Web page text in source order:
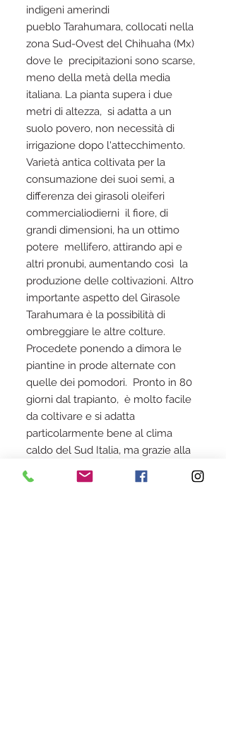
indigeni amerindi
pueblo Tarahumara, collocati nella
zona Sud-Ovest del Chihuaha (Mx)
dove le precipitazioni sono scarse,
meno della metà della media
italiana. La pianta supera i due
metri di altezza, si adatta a un
suolo povero, non necessità di
irrigazione dopo l'attecchimento.
Varietà antica coltivata per la
consumazione dei suoi semi, a
differenza dei girasoli oleiferi
commercialiodierni il fiore, di
grandi dimensioni, ha un ottimo
potere mellifero, attirando api e
altri pronubi, aumentando così la
produzione delle coltivazioni. Altro
importante aspetto del Girasole
Tarahumara è la possibilità di
ombreggiare le altre colture.
Procedete ponendo a dimora le
piantine in prode alternate con
quelle dei pomodori. Pronto in 80
giorni dal trapianto, è molto facile
da coltivare e si adatta
particolarmente bene al clima
caldo del Sud Italia, ma grazie alla
sua precocità è coltivabile in tutte
le regioni a patto che goda di una